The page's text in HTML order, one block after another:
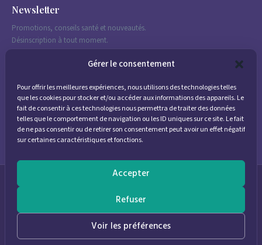
Gérer le consentement
Pour offrir les meilleures expériences, nous utilisons des technologies telles
que les cookies pour stocker et/ou accéder aux informations des appareils. Le
fait de consentir à ces technologies nous permettra de traiter des données
telles que le comportement de navigation ou les ID uniques sur ce site. Le fait
de ne pas consentir ou de retirer son consentement peut avoir un effet négatif
sur certaines caractéristiques et fonctions.
Accepter
Refuser
Voir les préférences
Newsletter
Promotions, conseils santé et nouveautés.
Désinscription à tout moment.
J'accepte de recevoir des emails marketing conformément à la
politique de confidentialité
Parapharmacie Provence — Pharmacie des Bastides